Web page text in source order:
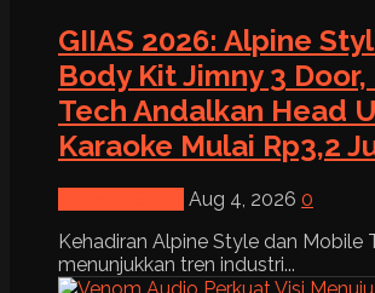
GIIAS 2026: Alpine
Body Kit Jimny 3
Tech Andalkan Head
Karaoke Mulai Rp3,2
Aug 4, 2026 0
Kehadiran Alpine Style dan Mobile
menunjukkan tren industri...